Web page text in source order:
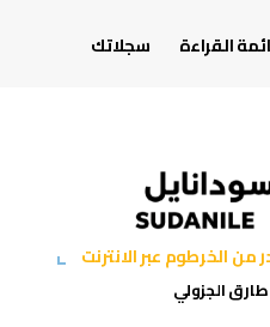
القراءة
سجلاتك
الخرطوم عبر الانترنت
الجزولي